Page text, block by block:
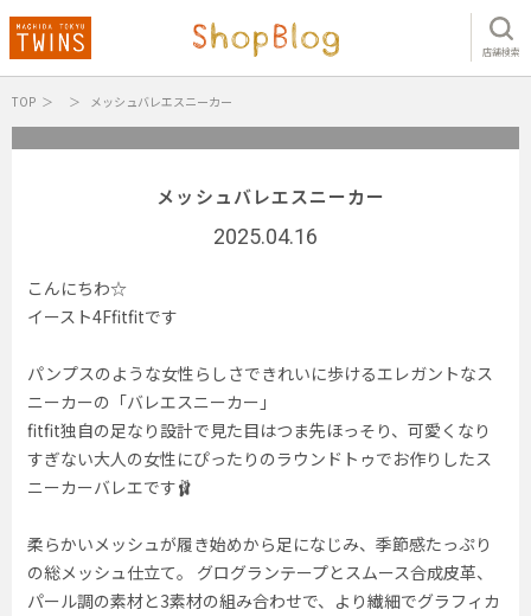
店舗検索
TOP メッシュバレエスニーカー
メッシュバレエスニーカー
2025.04.16
こんにちわ☆
イースト4Ffitfitです
パンプスのような女性らしさできれいに歩けるエレガントなス
ニーカーの「バレエスニーカー」
fitfit独自の足なり設計で見た目はつま先ほっそり、可愛くなり
すぎない大人の女性にぴったりのラウンドトゥでお作りしたス
ニーカーバレエです🩰
柔らかいメッシュが履き始めから足になじみ、季節感たっぷり
の総メッシュ仕立て。 グログランテープとスムース合成皮革、
パール調の素材と3素材の組み合わせで、より繊細でグラフィカ